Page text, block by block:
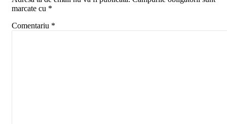
marcate cu *
Comentariu *